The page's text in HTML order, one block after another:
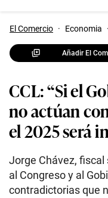
El Comercio · Economia ·
Añadir El
CCL: “Si el
no actúan
el 2025 será
Jorge Chávez,
al Congreso y al
contradictorias que